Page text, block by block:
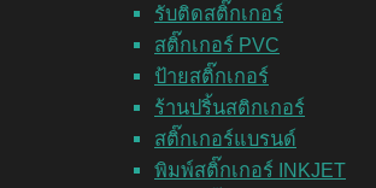
รับติดสติ๊กเกอร์
สติ๊กเกอร์ PVC
ป้ายสติ๊กเกอร์
ร้านปริ้นสติกเกอร์
สติ๊กเกอร์แบรนด์
พิมพ์สติ๊กเกอร์ INKJET